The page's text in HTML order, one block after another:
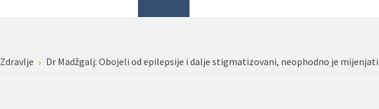
Zdravlje Dr Madžgalj: Obojeli od epilepsije i dalje stigmatizovani, neophodno je